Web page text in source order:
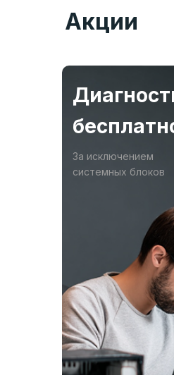
Акции
За исключением
системных блоков